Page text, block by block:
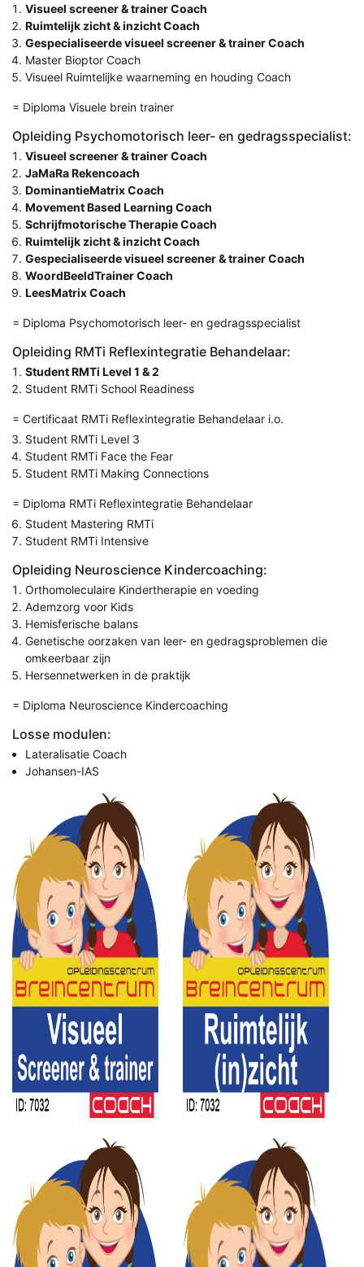
Visueel screener & trainer Coach
Ruimtelijk zicht & inzicht Coach
Gespecialiseerde visueel screener & trainer Coach
Master Bioptor Coach
Visueel Ruimtelijke waarneming en houding Coach
= Diploma Visuele brein trainer
Opleiding Psychomotorisch leer- en gedragsspecialist:
Visueel screener & trainer Coach
JaMaRa Rekencoach
DominantieMatrix Coach
Movement Based Learning Coach
Schrijfmotorische Therapie Coach
Ruimtelijk zicht & inzicht Coach
Gespecialiseerde visueel screener & trainer Coach
WoordBeeldTrainer Coach
LeesMatrix Coach
= Diploma Psychomotorisch leer- en gedragsspecialist
Opleiding RMTi Reflexintegratie Behandelaar:
Student RMTi Level 1 & 2
Student RMTi School Readiness
= Certificaat RMTi Reflexintegratie Behandelaar i.o.
Student RMTi Level 3
Student RMTi Face the Fear
Student RMTi Making Connections
= Diploma RMTi Reflexintegratie Behandelaar
Student Mastering RMTi
Student RMTi Intensive
Opleiding Neuroscience Kindercoaching:
Orthomoleculaire Kindertherapie en voeding
Ademzorg voor Kids
Hemisferische balans
Genetische oorzaken van leer- en gedragsproblemen die
omkeerbaar zijn
Hersennetwerken in de praktijk
= Diploma Neuroscience Kindercoaching
Losse modulen:
Lateralisatie Coach
Johansen-IAS